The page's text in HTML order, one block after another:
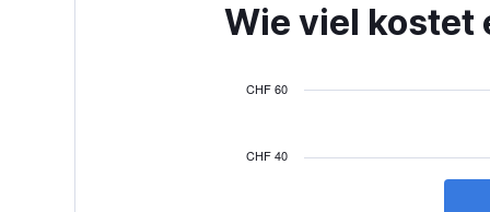
Range:
0
Wie viel kostet
11
CHF 40
CHF 60